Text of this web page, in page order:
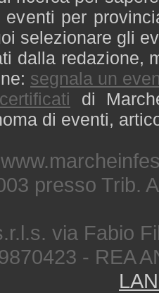
eventi per
selezionare gli
dalla redazione,
segnala un
di
di eventi,
presso Trib.
via Fabio
- REA